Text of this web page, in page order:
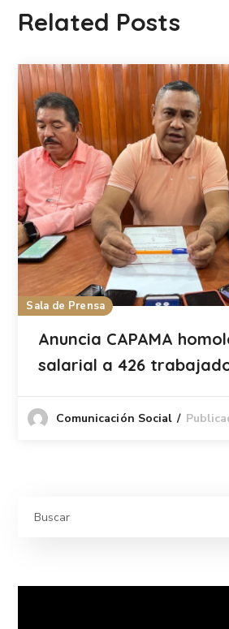
Related Posts
Sala de Prensa
Anuncia CAPAMA
salarial a 426
Comunicación Social